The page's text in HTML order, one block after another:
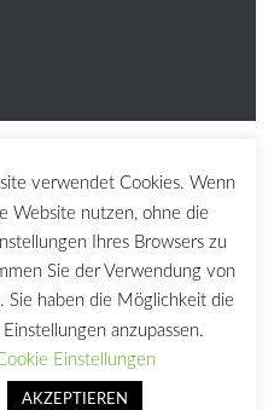
und Kultur
Föderation
Berlin
Berlin
verwendet Cookies. Wenn
Website nutzen, ohne die
Ihres Browsers zu
Sie der Verwendung von
Sie haben die Möglichkeit die
anzupassen.
Einstellungen
AKZEPTIEREN